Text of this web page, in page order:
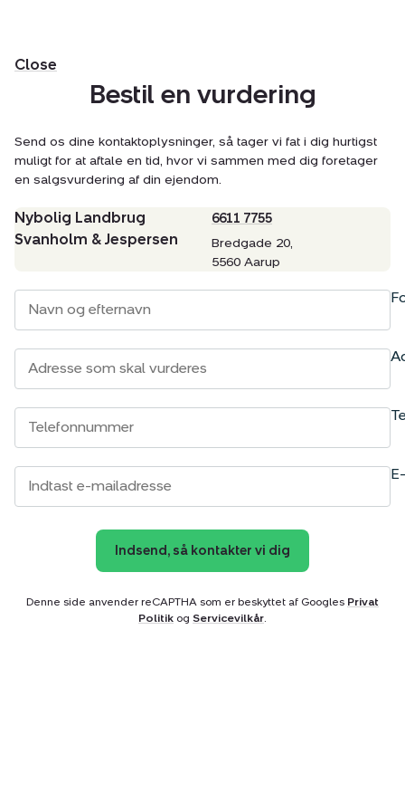
Close
Bestil en vurdering
Send os dine kontaktoplysninger, så tager vi fat i dig hurtigst
muligt for at aftale en tid, hvor vi sammen med dig foretager
en salgsvurdering af din ejendom.
Nybolig Landbrug
Svanholm & Jespersen
6611 7755
Bredgade 20,
5560 Aarup
Indsend, så kontakter vi dig
Denne side anvender reCAPTHA som er beskyttet af Googles Privat
Politik og Servicevilkår.